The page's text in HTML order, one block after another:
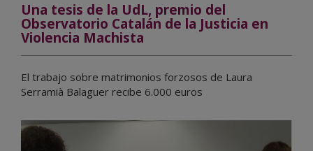
Una tesis de la UdL, premio del
Observatorio Catalán de la Justicia en
Violencia Machista
El trabajo sobre matrimonios forzosos de Laura
Serramià Balaguer recibe 6.000 euros